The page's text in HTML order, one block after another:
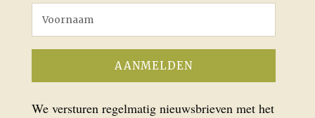
We versturen regelmatig nieuwsbrieven met het